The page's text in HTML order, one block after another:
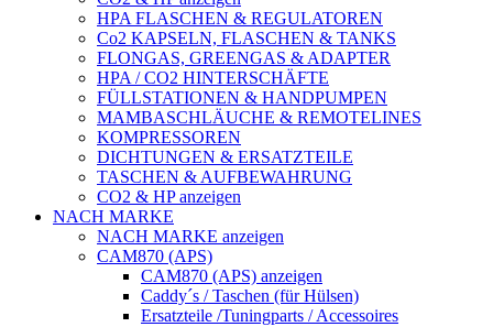
HPA FLASCHEN & REGULATOREN
Co2 KAPSELN, FLASCHEN & TANKS
FLONGAS, GREENGAS & ADAPTER
HPA / CO2 HINTERSCHÄFTE
FÜLLSTATIONEN & HANDPUMPEN
MAMBASCHLÄUCHE & REMOTELINES
KOMPRESSOREN
DICHTUNGEN & ERSATZTEILE
TASCHEN & AUFBEWAHRUNG
CO2 & HP anzeigen
NACH MARKE
NACH MARKE anzeigen
CAM870 (APS)
CAM870 (APS) anzeigen
Caddy´s / Taschen (für Hülsen)
Ersatzteile /Tuningparts / Accessoires